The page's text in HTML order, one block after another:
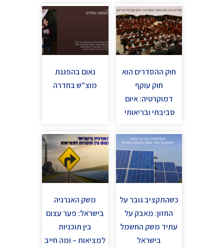
חוק ההסדרים הוא
חוק עוקף
דמוקרטיה: איום
סביבתי ובריאותי
נאום בהפגנת
מוצ"ש בחדרה
כשהתקציב גובר על
החזון: מאבק על
עתיד משק החשמל
בישראל
משק האנרגיה
בישראל: פער עצום
בין תוכניות
למציאות – ומה חייב